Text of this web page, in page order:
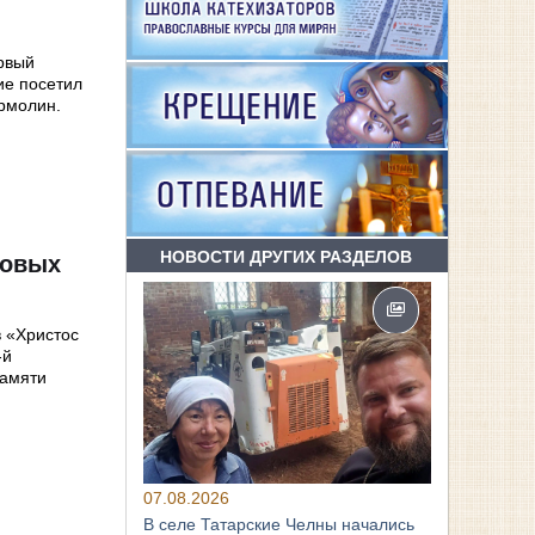
посетил
НОВОСТИ ДРУГИХ РАЗДЕЛОВ
07.08.2026
В селе Татарские Челны начались